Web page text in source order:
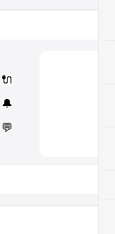
🔌
🔔
💬